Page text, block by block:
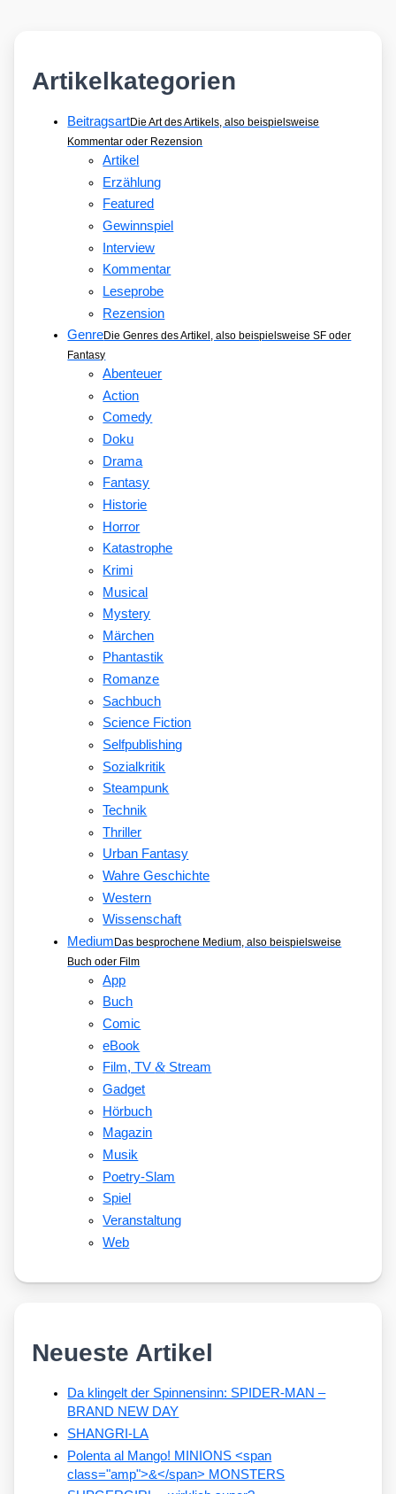
Artikelkategorien
BeitragsartDie Art des Artikels, also beispielsweise
Kommentar oder Rezension
Artikel
Erzählung
Featured
Gewinnspiel
Interview
Kommentar
Leseprobe
Rezension
GenreDie Genres des Artikel, also beispielsweise SF oder
Fantasy
Abenteuer
Action
Comedy
Doku
Drama
Fantasy
Historie
Horror
Katastrophe
Krimi
Musical
Mystery
Märchen
Phantastik
Romanze
Sachbuch
Science Fiction
Selfpublishing
Sozialkritik
Steampunk
Technik
Thriller
Urban Fantasy
Wahre Geschichte
Western
Wissenschaft
MediumDas besprochene Medium, also beispielsweise
Buch oder Film
App
Buch
Comic
eBook
Film, TV&Stream
Gadget
Hörbuch
Magazin
Musik
Poetry-Slam
Spiel
Veranstaltung
Web
Neueste Artikel
Da klingelt der Spinnensinn: SPIDER-MAN –
BRAND NEW DAY
SHANGRI-LA
Polenta al Mango! MINIONS <span
class="amp">&</span> MONSTERS